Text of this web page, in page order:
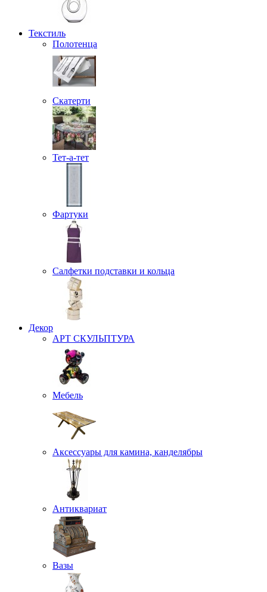
Текстиль
Полотенца
Скатерти
Тет-а-тет
Фартуки
Салфетки подставки и кольца
Декор
АРТ СКУЛЬПТУРА
Мебель
Аксессуары для камина, канделябры
Антиквариат
Вазы